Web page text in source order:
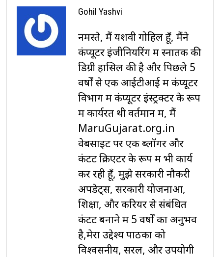
Gohil Yashvi
नमस्ते, मैं यशवी गोहिल हूँ, मैंने
कंप्यूटर इंजीनियरिंग में स्नातक की
डिग्री हासिल की है और पिछले 5
वर्षों से एक आईटीआई में कंप्यूटर
विभाग में कंप्यूटर इंस्ट्रक्टर के रूप
में कार्यरत थी वर्तमान में, मैं
MaruGujarat.org.in
वेबसाइट पर एक ब्लॉगर और
कंटेंट क्रिएटर के रूप में भी कार्य
कर रही हूँ, मुझे सरकारी नौकरी
अपडेट्स, सरकारी योजनाओं,
शिक्षा, और करियर से संबंधित
कंटेंट बनाने में 5 वर्षों का अनुभव
है,मेरा उद्देश्य पाठकों को
विश्वसनीय, सरल, और उपयोगी